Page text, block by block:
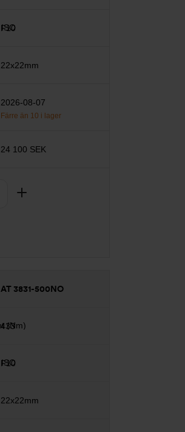
F10
22x22mm
2026-08-07
Färre än 10 i lager
24 100 SEK
AT 3831-500NO
433
F10
22x22mm